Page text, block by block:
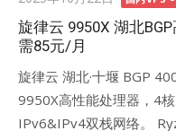
on
旋律云 9950X 湖北
需85元/月
旋律云 湖北·十堰 BGP
9950X高性能处理器，4
IPv6&IPv4双栈网络。